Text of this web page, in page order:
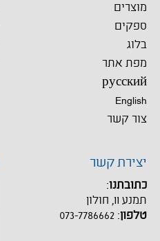
מוצרים
ספקים
בלוג
מפת אתר
русский
English
צור קשר
יצירת קשר
כתובתנו:
תמנע 11, חולון
טלפון:
073-7786662